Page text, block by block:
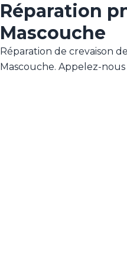
Réparation
Mascouche
Réparation de crevaison
Mascouche. Appelez-nous